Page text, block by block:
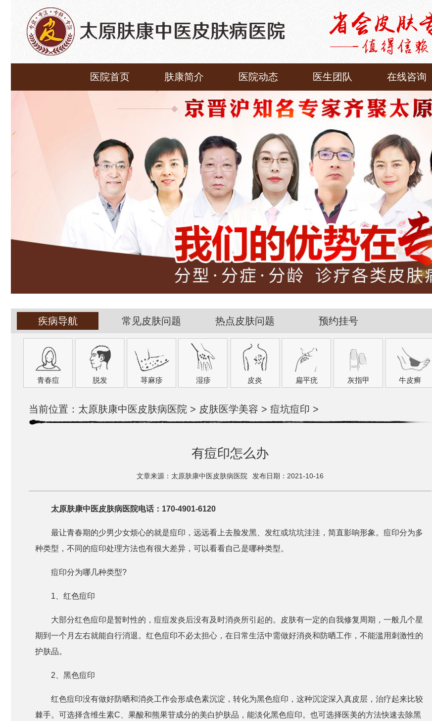
医院首页 肤康简介 医院动态 医生团队 在线咨询
疾病导航 常见皮肤问题 热点皮肤问题 预约挂号
青春痘 脱发 荨麻疹 湿疹 皮炎 扁平疣 灰指甲 牛皮癣
当前位置： 太原肤康中医皮肤病医院 > 皮肤医学美容 > 痘坑痘印 >
有痘印怎么办
文章来源：太原肤康中医皮肤病医院 发布日期：2021-10-16
太原肤康中医皮肤病医院电话：170-4901-6120
最让青春期的少男少女烦心的就是痘印，远远看上去脸发黑、发红或坑坑洼洼，简直影响形象。痘印分为多
种类型，不同的痘印处理方法也有很大差异，可以看看自己是哪种类型。
痘印分为哪几种类型?
1、红色痘印
大部分红色痘印是暂时性的，痘痘发炎后没有及时消炎所引起的。皮肤有一定的自我修复周期，一般几个星
期到一个月左右就能自行消退。红色痘印不必太担心，在日常生活中需做好消炎和防晒工作，不能滥用刺激性的
护肤品。
2、黑色痘印
红色痘印没有做好防晒和消炎工作会形成色素沉淀，转化为黑色痘印，这种沉淀深入真皮层，治疗起来比较
棘手。可选择含维生素C、果酸和熊果苷成分的美白护肤品，能淡化黑色痘印。也可选择医美的方法快速去除黑